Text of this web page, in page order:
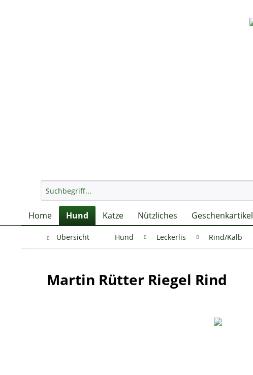
Home Hund Katze Nützliches Geschenkartikel
Übersicht Hund Leckerlis Rind/Kalb
Martin Rütter Riegel Rind